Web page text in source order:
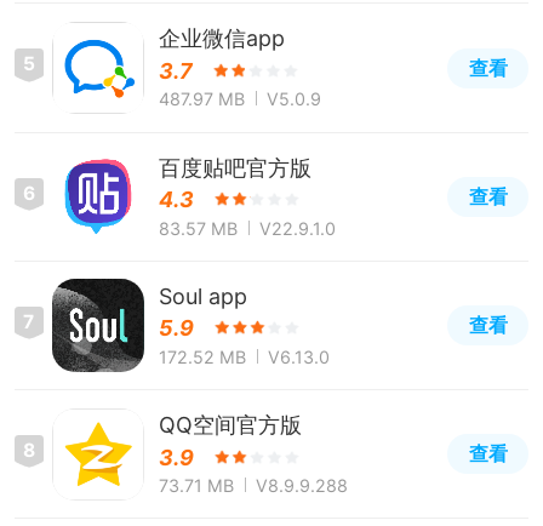
5
企业微信app
3.7
487.97 MB V5.0.9
查看
6
百度贴吧官方版
4.3
83.57 MB V22.9.1.0
查看
7
Soul app
5.9
172.52 MB V6.13.0
查看
8
QQ空间官方版
3.9
73.71 MB V8.9.9.288
查看